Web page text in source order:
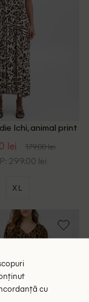
Ichi, animal print
lei 179.00 lei
299.00 lei
XL
cu